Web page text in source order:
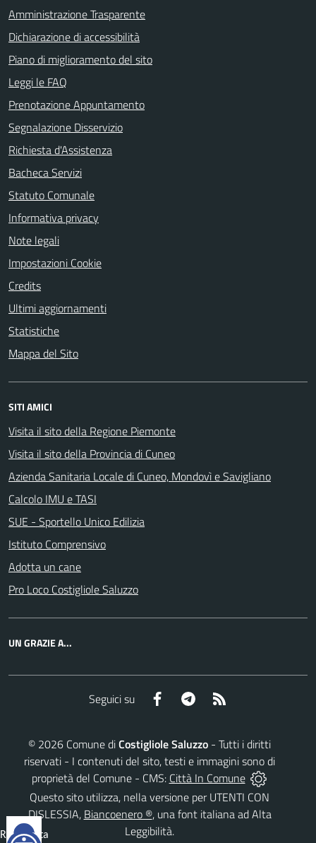
Amministrazione Trasparente
Dichiarazione di accessibilità
Piano di miglioramento del sito
Leggi le FAQ
Prenotazione Appuntamento
Segnalazione Disservizio
Richiesta d'Assistenza
Bacheca Servizi
Statuto Comunale
Informativa privacy
Note legali
Impostazioni Cookie
Credits
Ultimi aggiornamenti
Statistiche
Mappa del Sito
SITI AMICI
Visita il sito della Regione Piemonte
Visita il sito della Provincia di Cuneo
Azienda Sanitaria Locale di Cuneo, Mondovì e Savigliano
Calcolo IMU e TASI
SUE - Sportello Unico Edilizia
Istituto Comprensivo
Adotta un cane
Pro Loco Costigliole Saluzzo
UN GRAZIE A...
Seguici su Facebook Telegram
© 2026 Comune diCostigliole Saluzzo - Tutti i diritti
riservati - I contenuti del sito, testi e immagini sono di
proprietà del Comune - CMS: Città In Comune
Questo sito utilizza, nella versione per UTENTI CON
DISLESSIA, Biancoenero ®, una font italiana ad Alta
Leggibilità.
Reimposta